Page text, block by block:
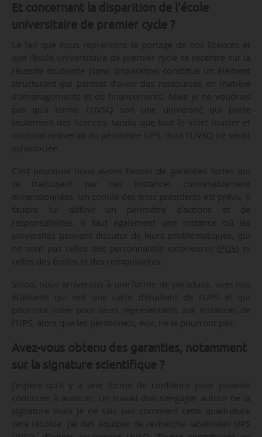
Et concernant la disparition de l’école
universitaire de premier cycle ?
Le fait que nous reprenions le portage de nos licences et
que l’école universitaire de premier cycle se recentre sur la
réussite étudiante (sans disparaître) constitue un élément
structurant qui permet d’avoir des ressources en matière
d’aménagements et de financements. Mais je ne voudrais
pas qu’à terme l’UVSQ soit une université qui porte
seulement des licences, tandis que tout le volet master et
doctorat relèverait du périmètre UPS, dont l’UVSQ ne serait
qu’associée.
C’est pourquoi nous avons besoin de garanties fortes qui
se traduisent par des instances convenablement
dimensionnées. Un comité des trois présidents est prévu, il
faudra lui définir un périmètre d’actions et de
responsabilités. Il faut également une instance où les
universités peuvent discuter de leurs problématiques, qui
ne sont pas celles des personnalités extérieures ( PQE ) ni
celles des écoles et des composantes.
Sinon, nous arriverons à une forme de paradoxe, avec nos
étudiants qui ont une carte d’étudiant de l’UPS et qui
pourront voter pour leurs représentants aux instances de
l’UPS, alors que les personnels, eux, ne le pourront pas.
Avez-vous obtenu des garanties, notamment
sur la signature scientifique ?
J’espère qu’il y a une forme de confiance pour pouvoir
continuer à avancer. Un travail doit s’engager autour de la
signature mais je ne sais pas comment cette quadrature
sera résolue. J’ai des équipes de recherche labellisées UPS